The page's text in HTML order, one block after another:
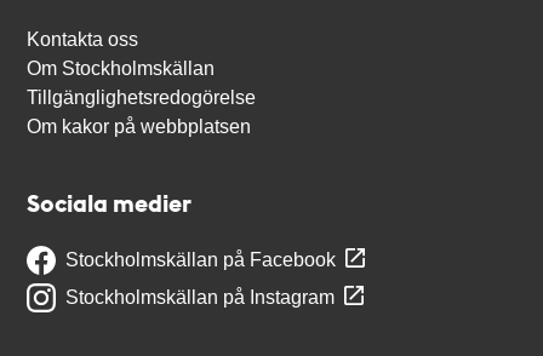
Kontakta oss
Om Stockholmskällan
Tillgänglighetsredogörelse
Om kakor på webbplatsen
Sociala medier
Stockholmskällan på Facebook
Stockholmskällan på Instagram